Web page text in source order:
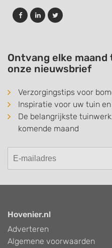
Ontvang elke
onze nieuwsbrief
Verzorgingstips voor
Inspiratie voor uw tuin
De belangrijkste
komende maand
Hovenier.nl
Adverteren
Algemene voorwaarden